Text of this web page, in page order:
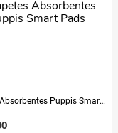
Puppis Smart